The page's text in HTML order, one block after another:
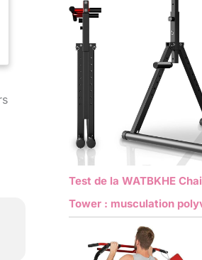
Test de la WATBKHE
Tower : musculation